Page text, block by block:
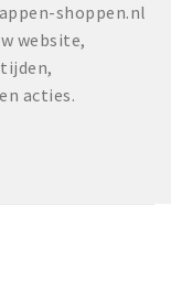
shoppen.nl
website,
acties.